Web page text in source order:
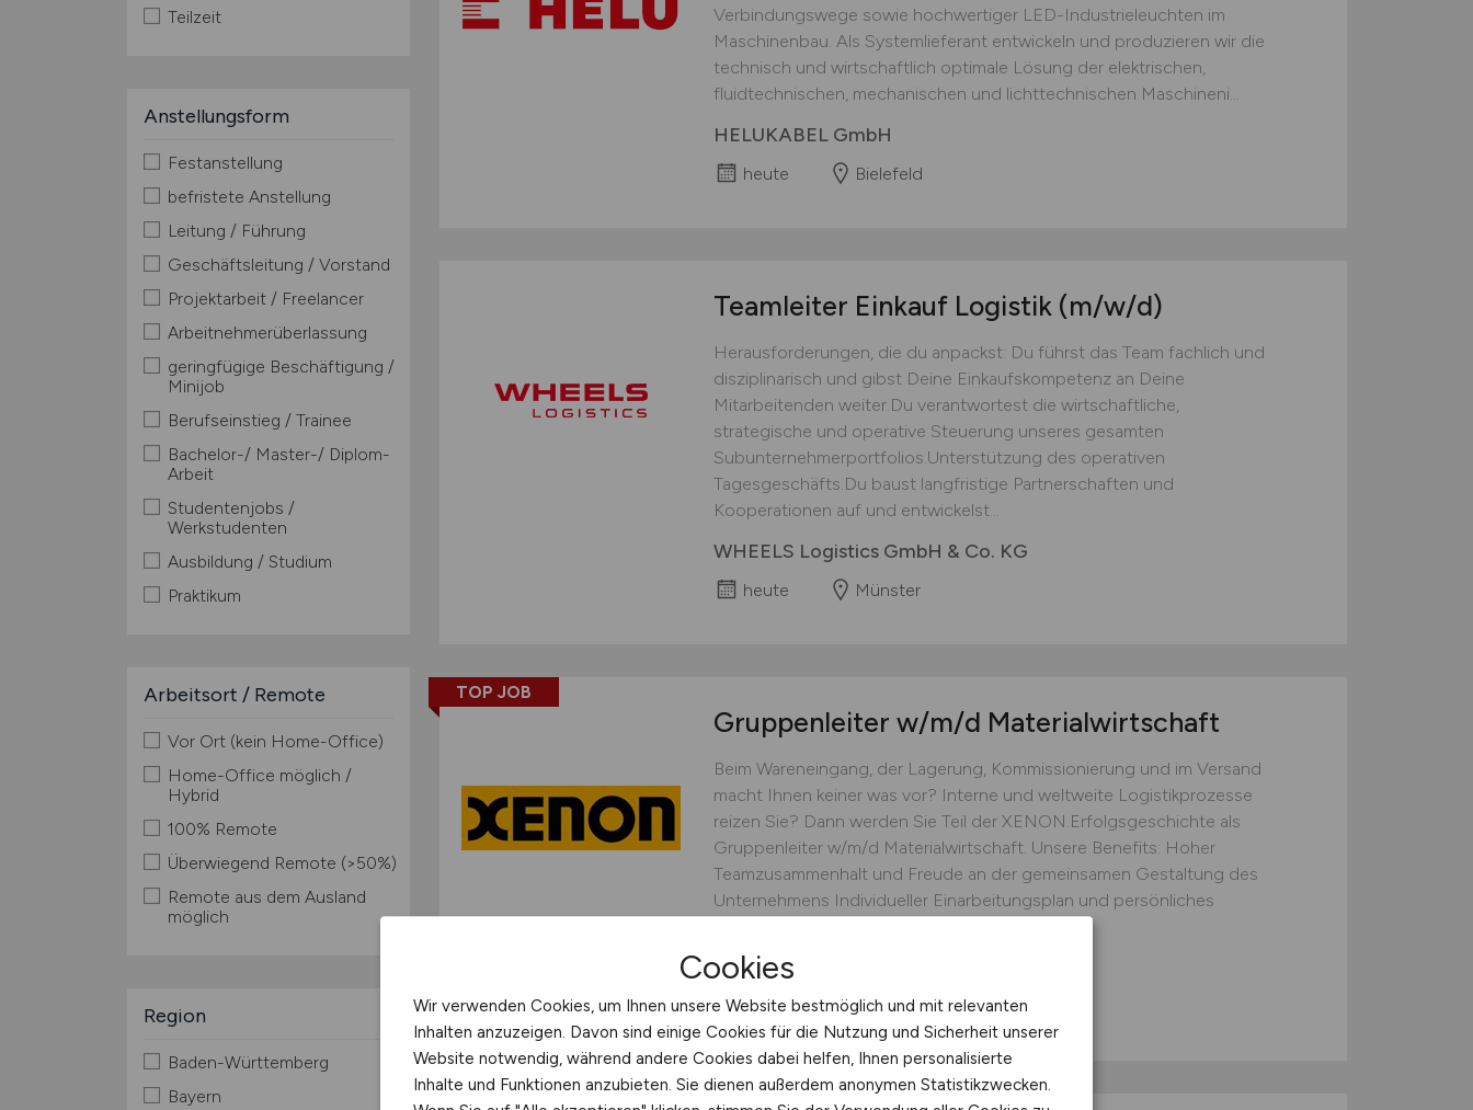
Teilzeit
Anstellungsform
Festanstellung
befristete Anstellung
Leitung / Führung
Geschäftsleitung / Vorstand
Projektarbeit / Freelancer
Arbeitnehmerüberlassung
geringfügige Beschäftigung /
Minijob
Berufseinstieg / Trainee
Bachelor-/ Master-/ Diplom-
Arbeit
Studentenjobs /
Werkstudenten
Ausbildung / Studium
Praktikum
Arbeitsort / Remote
Vor Ort (kein Home-Office)
Home-Office möglich /
Hybrid
100% Remote
Überwiegend Remote (>50%)
Remote aus dem Ausland
möglich
Region
Baden-Württemberg
Bayern
Verbindungswege sowie hochwertiger LED-Industrieleuchten im
Maschinenbau. Als Systemlieferant entwickeln und produzieren wir die
technisch und wirtschaftlich optimale Lösung der elektrischen,
fluidtechnischen, mechanischen und lichttechnischen Maschineni...
HELUKABEL GmbH
heute Bielefeld
Teamleiter Einkauf Logistik (m/w/d)
Herausforderungen, die du anpackst: Du führst das Team fachlich und
disziplinarisch und gibst Deine Einkaufskompetenz an Deine
Mitarbeitenden weiter.Du verantwortest die wirtschaftliche,
strategische und operative Steuerung unseres gesamten
Subunternehmerportfolios.Unterstützung des operativen
Tagesgeschäfts.Du baust langfristige Partnerschaften und
Kooperationen auf und entwickelst...
WHEELS Logistics GmbH & Co. KG
heute Münster
TOP JOB
Gruppenleiter w/m/d Materialwirtschaft
Beim Wareneingang, der Lagerung, Kommissionierung und im Versand
macht Ihnen keiner was vor? Interne und weltweite Logistikprozesse
reizen Sie? Dann werden Sie Teil der XENON.Erfolgsgeschichte als
Gruppenleiter w/m/d Materialwirtschaft. Unsere Benefits: Hoher
Teamzusammenhalt und Freude an der gemeinsamen Gestaltung des
Unternehmens Individueller Einarbeitungsplan und persönliches
XENON Automatisierungstechnik GmbH
heute Dresden
Cookies
Wir verwenden Cookies, um Ihnen unsere Website bestmöglich und mit relevanten
Inhalten anzuzeigen. Davon sind einige Cookies für die Nutzung und Sicherheit unserer
Website notwendig, während andere Cookies dabei helfen, Ihnen personalisierte
Inhalte und Funktionen anzubieten. Sie dienen außerdem anonymen Statistikzwecken.